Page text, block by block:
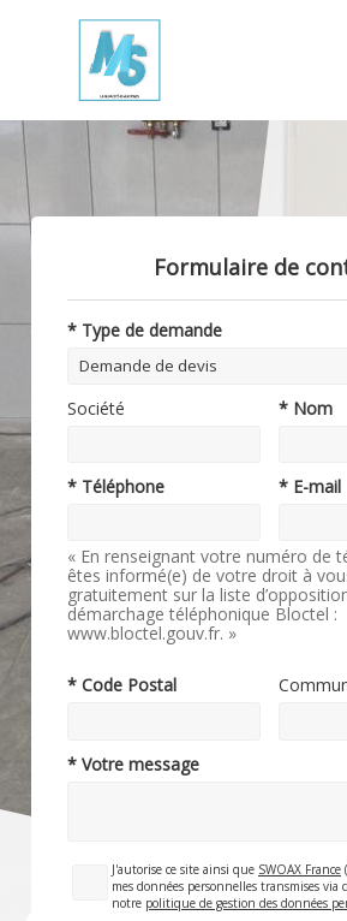
Formulaire de
* Type de demande
Société * Nom
* Téléphone * E-mail
« En renseignant votre numéro de
êtes informé(e) de votre droit à
gratuitement sur la liste
démarchage téléphonique Bloctel :
www.bloctel.gouv.fr. »
* Code Postal
* Votre message
J'autorise ce site ainsi que SWOAX France
mes données personnelles transmises via
notre politique de gestion des données